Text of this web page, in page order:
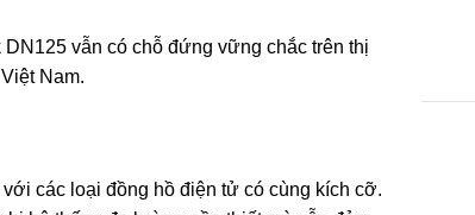
vẫn có chỗ đứng vững chắc trên thị
Nam.
với các loại đồng hồ điện tử có cùng kích cỡ.